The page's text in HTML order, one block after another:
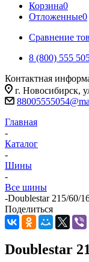
Корзина0
Отложенные0
Сравнение
8 (800) 555
Контактная
г. Новосибирск,
Главная
-
Каталог
-
Шины
-
Все шины
-Doublestar 215/60/
Поделиться
Doublestar